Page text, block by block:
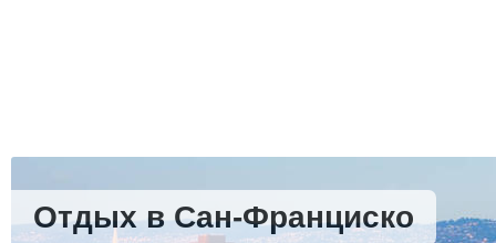
Отдых в Сан-Франциско